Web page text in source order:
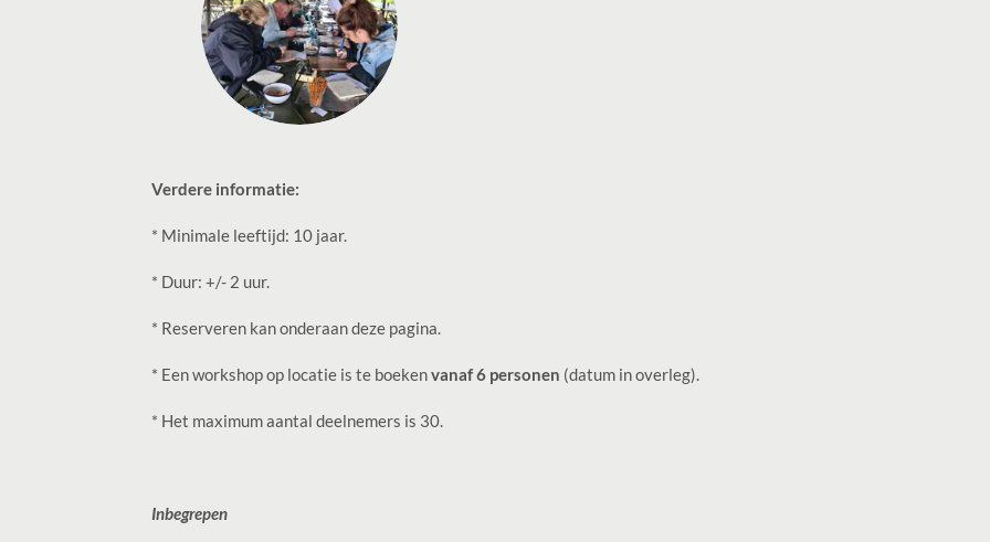
Verdere informatie:
* Minimale leeftijd: 10 jaar.
* Duur: +/- 2 uur.
* Reserveren kan onderaan deze pagina.
* Een workshop op locatie is te boekenvanaf 6 personen (datum in overleg).
* Het maximum aantal deelnemers is 30.
Inbegrepen